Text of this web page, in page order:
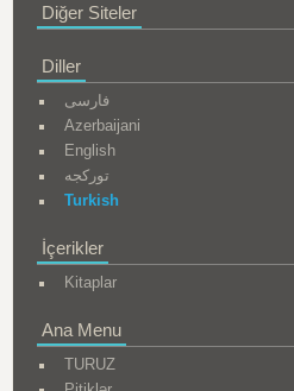
Diğer Siteler
Diller
فارسی
Azerbaijani
English
تورکجه
Turkish
İçerikler
Kitaplar
Ana Menu
TURUZ